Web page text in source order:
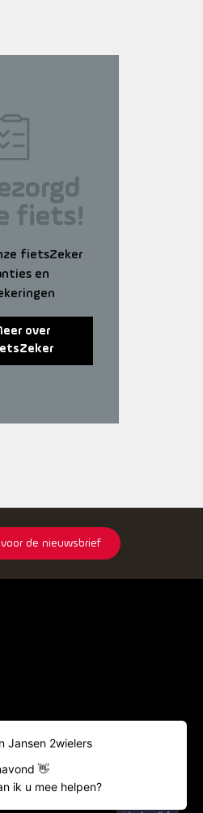
fiets!
fietsZeker
en
over
de nieuwsbrief
- 20:30